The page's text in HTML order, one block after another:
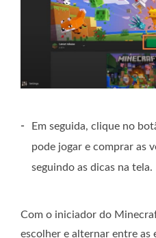
- Em seguida, clique no
pode jogar e comprar as
seguindo as dicas na tela.
Com o iniciador do
escolher e alternar entre as